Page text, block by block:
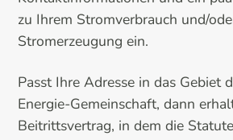
zu Ihrem Stromverbrauch und/
Stromerzeugung ein.
Passt Ihre Adresse in das Gebiet
Energie-Gemeinschaft, dann
Beitrittsvertrag, in dem die